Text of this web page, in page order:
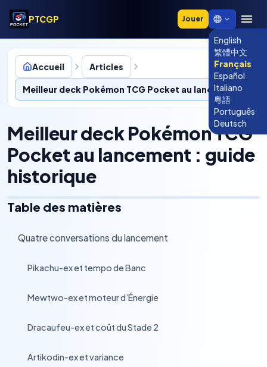
PTCGP Jouer
English
繁體中文
Français
Español
Italiano
粵語
Português
Deutsch
Accueil Articles
Meilleur deck Pokémon TCG Pocket au lancement : guide historique
Meilleur deck Pokémon TCG
Pocket au lancement : guide
historique
Table des matières
Quatre conversations du lancement
Pikachu-ex et tempo de Banc
Mewtwo-ex et moteur d’Énergie
Dracaufeu-ex et coût du Stade 2
Artikodin-ex et variance